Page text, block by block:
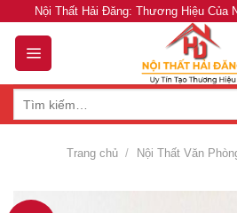
content
Nội Thất Hải Đăng: Thương Hiệu Của
Trang chủ / Nội Thất Văn